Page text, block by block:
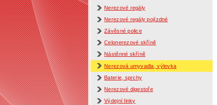
Nerezové regály
Nerezové regály pojízdné
Závěsné police
Celonerezové skříně
Nástěnné skříně
Nerezová umyvadla, výlevka
Baterie, sprchy
Nerezové digestoře
Výdejní linky